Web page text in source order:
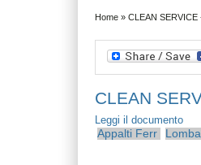
Home » CLEAN
CLEAN
Leggi il documento
Appalti Ferr